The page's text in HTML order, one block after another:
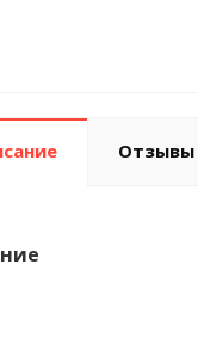
Отзывы